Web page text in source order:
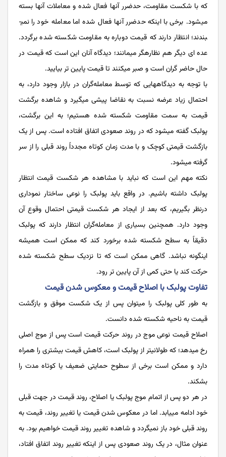
که با شکست مقاومت، حدضرر آن­ها فعال شده و معاملات آن­ها بسته
می­شود. برخی با اینکه حدضرر آن­ها فعال شده اما معامله خود را نمی­
بندند؛ انتظار دارند که قیمت دوباره به مقاومت شکسته شده برگردد.
عده ای دیگر هم نظاره­گر می­مانند؛ دیدگاه آنان این است که قیمت در
حال حاضر گران است و صبر می­کنند تا قیمت پایین تر بیایید.
با توجه به دیدگاه­هایی که توسط معامله‌­گران در بازار وجود دارد، به
احتمال زیاد عرضه نسبت به نقاضا پیشی می­گیرد و شاهده برگشت
قیمت به سمت مقاومت شکسته شده هستیم؛ به این برگشت،
پولبک گفته می­شود که در روند صعودی اتفاق افتاده است. پس از یک
بازگشت قیمتی کوچک و با مدت زمان کوتاه مجدداً روند قبلی را از سر
گرفته می­شود.
نکته مهم این است که نباید با مشاهده هر شکست قیمت انتظار
پولبک داشته باشیم. در واقع باید پولبک‌ را نوعی ساختار نموداری
درنظر بگیریم، که بعد از ایجاد هر شکست قیمتی احتمال وقوع آن
وجود دارد. همچنین بسیاری از معامله‌گران انتظار دارند که پولبک
دقیقاً به سطح شکسته شده برخورد کند که ممکن است همیشه
اینگونه نباشد. گاهی ممکن است که تا نزدیک سطح شکسته شده
حرکت کند یا حتی کمی از آن پایین تر رود.
تفاوت پولبک با اصلاح قیمت و معکوس شدن قیمت
به طور کلی پولبک را می­توان پس از یک شکست موفق و بازگشت
قیمت به ناحیه شکسته شده دانست.
اصلاح قیمت‌ نوعی موج در روند حرکت قیمت است پس از موج اصلی
رخ می­دهد؛ که طولانی­تر از پولبک است، کاهش قیمت بیشتری را همراه
دارد و ممکن است برخی از سطوح حمایتی ضعیف یا کوتاه مدت را
بشکند.
در هر دو پس از اتمام موج پولبک یا اصلاح، روند قیمت در جهت قبلی
خود ادامه می­یابد. اما در معکوس شدن قیمت یا تغییر روند، قیمت به
روند قبلی خود باز نمی­گردد و شاهده تغییر روند قیمت خواهیم بود. به
عنوان مثال، در یک روند صعودی پس از اینکه تغییر روند اتفاق افتاد،